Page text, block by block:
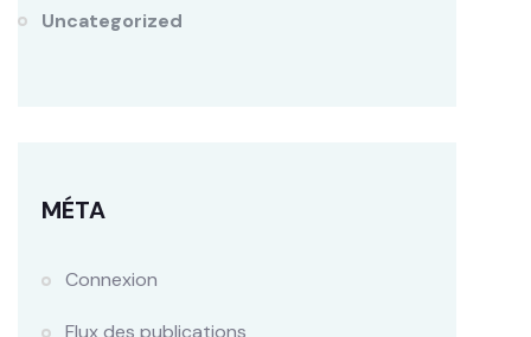
Uncategorized
MÉTA
Connexion
Flux des publications